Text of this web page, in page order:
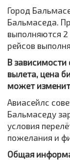
Город
Бальмаседа.
выполняются
рейсов
В зависимости
вылета, цена
может
Авиасейлс
Бальмаседу
условия
пожелания и
Общая